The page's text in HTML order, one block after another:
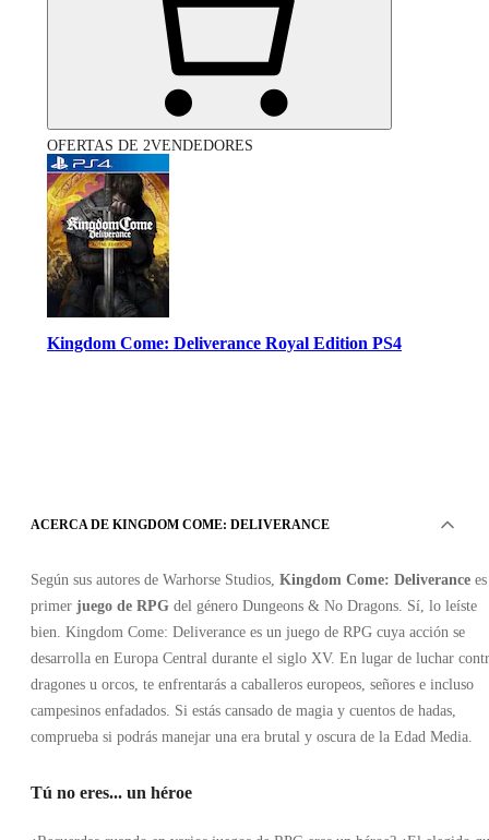
OFERTAS DE 2VENDEDORES
Kingdom Come: Deliverance Royal Edition PS4
Cuenta
•
GLOBAL
18.71
EUR
39.99 EUR
%
ACERCA DE KINGDOM COME: DELIVERANCE
Según sus autores de Warhorse Studios, Kingdom Come: Deliverance
primer juego de RPG del género Dungeons & No Dragons. Sí, lo leíste
bien. Kingdom Come: Deliverance es un juego de RPG cuya acción se
desarrolla en Europa Central durante el siglo XV. En lugar de luchar
dragones u orcos, te enfrentarás a caballeros europeos, señores e incluso
campesinos enfadados. Si estás cansado de magia y cuentos de hadas,
comprueba si podrás manejar una era brutal y oscura de la Edad Media.
Tú no eres... un héroe